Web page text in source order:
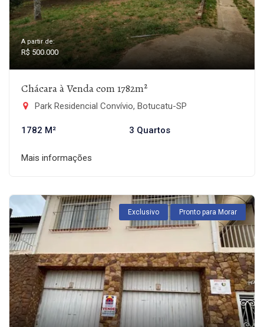
A partir de:
R$ 500.000
Chácara à Venda com 1782m²
Park Residencial Convívio, Botucatu-SP
1782 M² 3 Quartos
Mais informações
Exclusivo Pronto para Morar